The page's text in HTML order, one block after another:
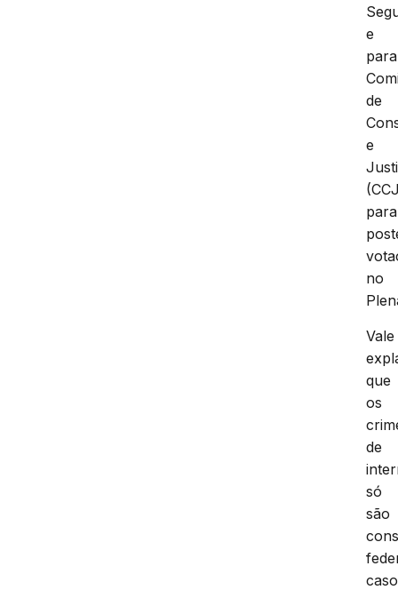
de
e
para
de
e
para
no
Vale
que
os
de
só
são